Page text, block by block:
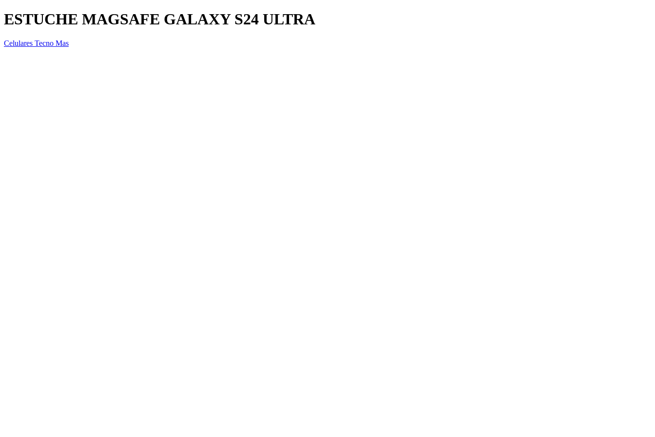
ESTUCHE MAGSAFE GALAXY S24 ULTRA
Celulares Tecno Mas